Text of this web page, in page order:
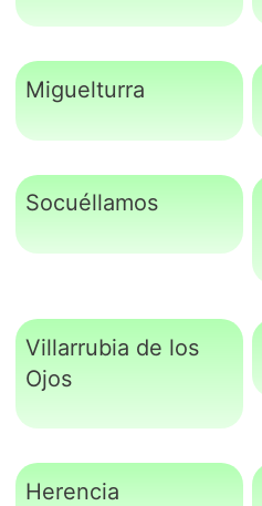
Miguelturra
Socuéllamos
Villarrubia de los
Ojos
Herencia